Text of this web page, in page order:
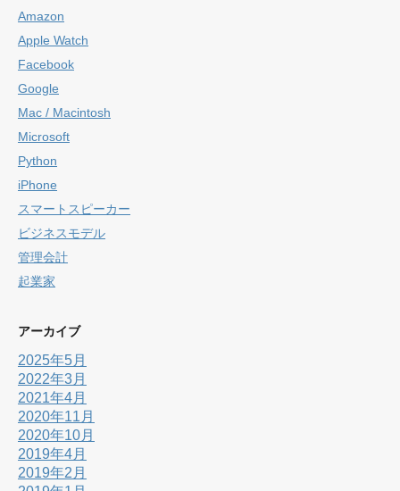
Amazon
Apple Watch
Facebook
Google
Mac / Macintosh
Microsoft
Python
iPhone
スマートスピーカー
ビジネスモデル
管理会計
起業家
アーカイブ
2025年5月
2022年3月
2021年4月
2020年11月
2020年10月
2019年4月
2019年2月